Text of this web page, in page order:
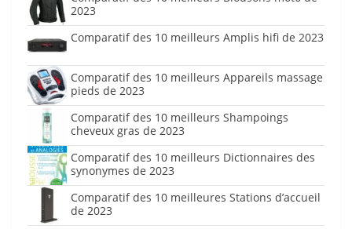
2023
Comparatif des 10 meilleurs Amplis hifi de 2023
Comparatif des 10 meilleurs Appareils massage
pieds de 2023
Comparatif des 10 meilleurs Shampoings
cheveux gras de 2023
Comparatif des 10 meilleurs Dictionnaires des
synonymes de 2023
Comparatif des 10 meilleures Stations d’accueil
de 2023